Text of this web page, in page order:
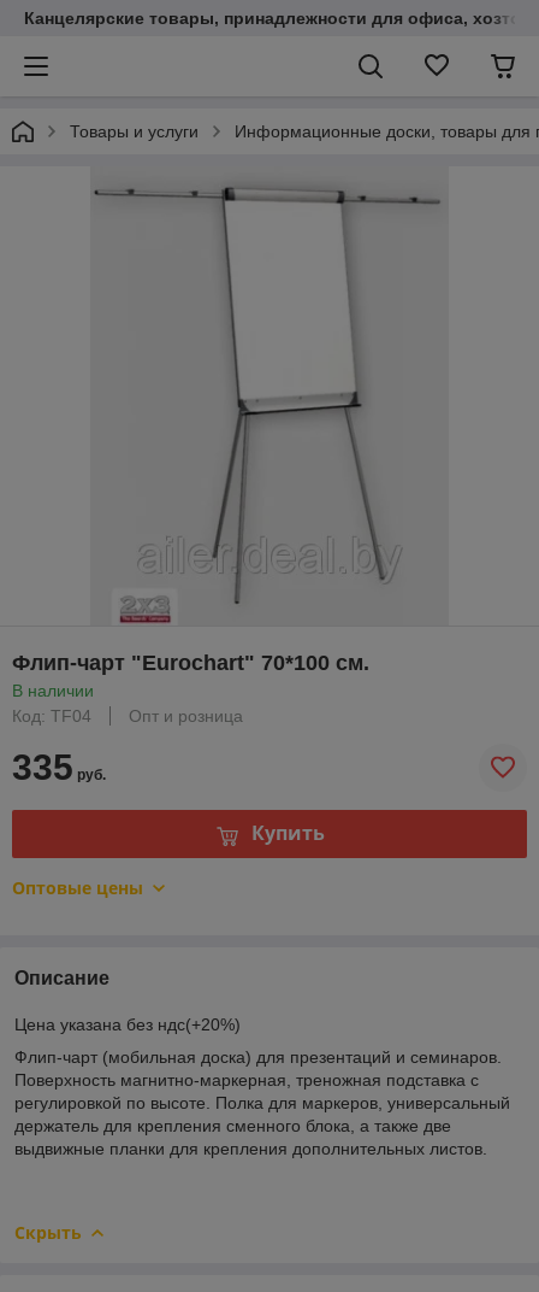
Канцелярские товары, принадлежности для офиса,
Товары и услуги Информационные доски, товары для
Флип-чарт "Eurochart" 70*100 см.
В наличии
Код: TF04
Опт и розница
335 руб.
Купить
Оптовые цены
Описание
Цена указана без ндс(+20%)
Флип-чарт (мобильная доска) для презентаций и семинаров.
Поверхность магнитно-маркерная, треножная подставка с
регулировкой по высоте. Полка для маркеров, универсальный
держатель для крепления сменного блока, а также две
выдвижные планки для крепления дополнительных листов.
Скрыть